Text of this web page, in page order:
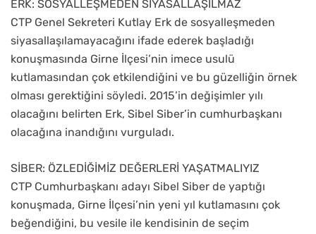
ERK: SOSYALLEŞMEDEN SİYASALLAŞILMAZ
CTP Genel Sekreteri Kutlay Erk de sosyalleşmeden
siyasallaşılamayacağını ifade ederek başladığı
konuşmasında Girne İlçesi’nin imece usulü
kutlamasından çok etkilendiğini ve bu güzelliğin örnek
olması gerektiğini söyledi. 2015’in değişimler yılı
olacağını belirten Erk, Sibel Siber’in cumhurbaşkanı
olacağına inandığını vurguladı.
SİBER: ÖZLEDİĞİMİZ DEĞERLERİ YAŞATMALIYIZ
CTP Cumhurbaşkanı adayı Sibel Siber de yaptığı
konuşmada, Girne İlçesi’nin yeni yıl kutlamasını çok
beğendiğini, bu vesile ile kendisinin de seçim